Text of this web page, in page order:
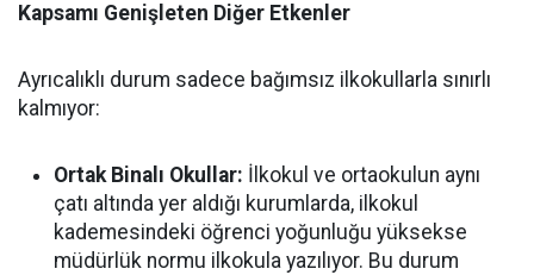
Kapsamı Genişleten Diğer Etkenler
Ayrıcalıklı durum sadece bağımsız ilkokullarla sınırlı
kalmıyor:
Ortak Binalı Okullar: İlkokul ve ortaokulun aynı
çatı altında yer aldığı kurumlarda, ilkokul
kademesindeki öğrenci yoğunluğu yüksekse
müdürlük normu ilkokula yazılıyor. Bu durum